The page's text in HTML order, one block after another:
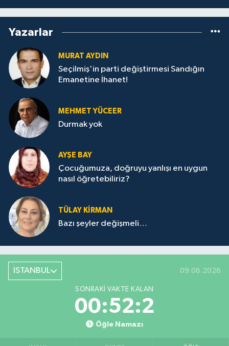
Yazarlar
MURAT AYDIN
Seçilmiş'in parti değiştirmesi Sandığın
Emanetine İhanet!
MEHMET YÜCEER
Durmak yok
AYŞE BAY
Çocuğumuza, doğruyu yanlışı en uygun
nasıl öğretebiliriz?
TÜLAY KİRMAN
Bazı şeyler değişmeli…
İSTANBUL 09.08.2026
SONRAKI VAKTE KALAN
00:52:2
Öğle Namazı